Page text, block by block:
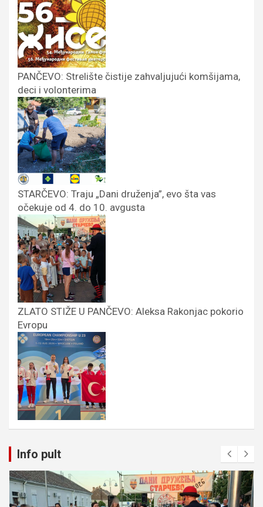
PANČEVO: Strelište čistije zahvaljujući komšijama,
deci i volonterima
STARČEVO: Traju „Dani druženja”, evo šta vas
očekuje od 4. do 10. avgusta
ZLATO STIŽE U PANČEVO: Aleksa Rakonjac pokorio
Evropu
Info pult